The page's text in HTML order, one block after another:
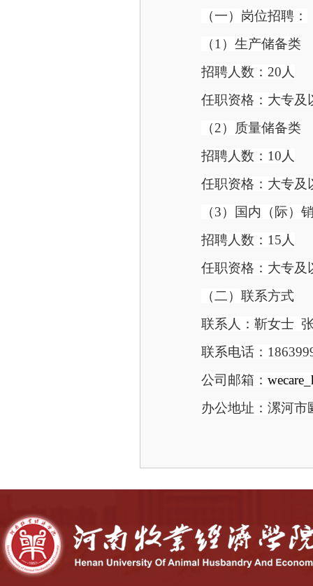
（一） 岗位招聘：
（1）生产储备类
招聘人数： 20人
任职资格：大专及
（2）质量储备类
招聘人数： 10人
任职资格：大专及
（3）国内（际）
招聘人数： 15人
任职资格：大专及
（二）联系方式
联系人：靳女士
联系电话：
公司邮箱：
办公地址：漯河市